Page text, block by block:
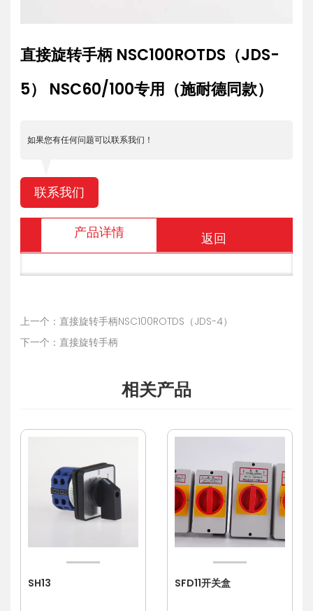
直接旋转手柄 NSC100ROTDS（JDS-
5） NSC60/100专用（施耐德同款）
如果您有任何问题可以联系我们！
联系我们
产品详情 返回
上一个：直接旋转手柄NSC100ROTDS（JDS-4）
下一个：直接旋转手柄
相关产品
SH13 SFD11开关盒